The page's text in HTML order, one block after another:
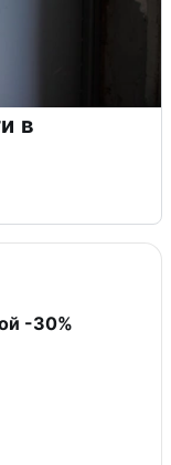
в
-30%